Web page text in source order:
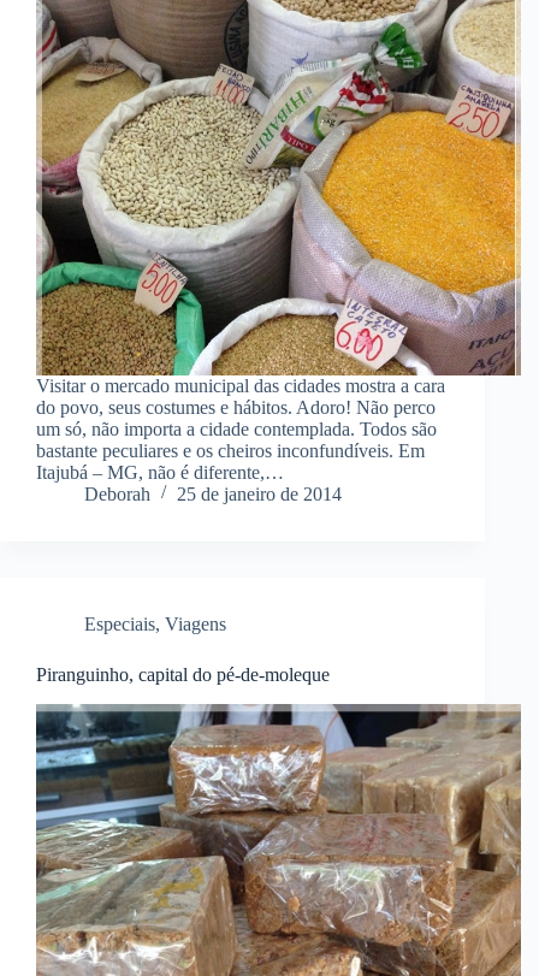
Visitar o mercado municipal das cidades mostra a cara
do povo, seus costumes e hábitos. Adoro! Não perco
um só, não importa a cidade contemplada. Todos são
bastante peculiares e os cheiros inconfundíveis. Em
Itajubá – MG, não é diferente,…
Deborah
25 de janeiro de 2014
Especiais, Viagens
Piranguinho, capital do pé-de-moleque